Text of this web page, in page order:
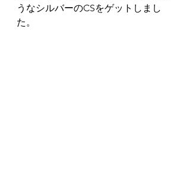
うなシルバーのCSをゲットしまし
た。